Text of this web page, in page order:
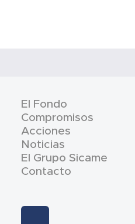
El Fondo
Compromisos
Acciones
Noticias
El Grupo Sicame
Contacto